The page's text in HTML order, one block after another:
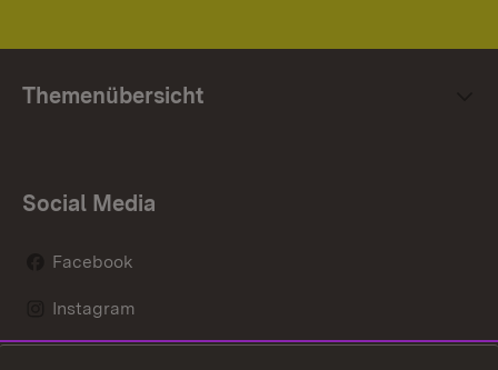
Themenübersicht
Social Media
Facebook
Instagram